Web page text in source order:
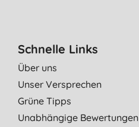
Schnelle Links
Über uns
Unser Versprechen
Grüne Tipps
Unabhängige Bewertungen